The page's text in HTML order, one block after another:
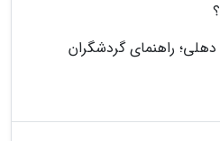
راهنمای گردشگران